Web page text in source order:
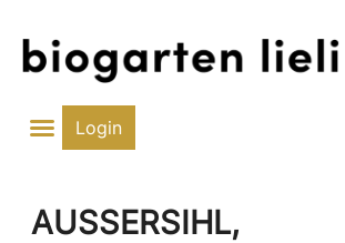
Inhalt
Login
AUSSERSIHL,